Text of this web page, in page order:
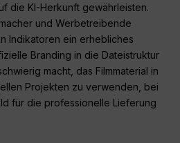
die KI-Herkunft gewährleisten.
und Werbetreibende
Indikatoren ein erhebliches
Branding in die Dateistruktur
macht, das Filmmaterial in
Projekten zu verwenden, bei
für die professionelle Lieferung